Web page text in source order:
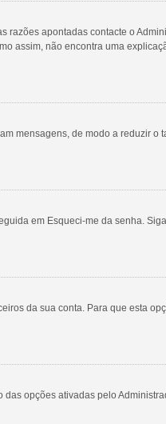
apontadas contacte o
assim, não encontra uma
mensagens, de modo a reduzir o
em Esqueci-me da senha.
da sua conta. Para que esta
opções ativadas pelo